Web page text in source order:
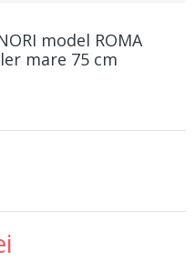
model ROMA
mare 75 cm